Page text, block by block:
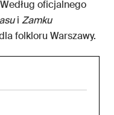
oficjalnego
i Zamku
folkloru Warszawy.